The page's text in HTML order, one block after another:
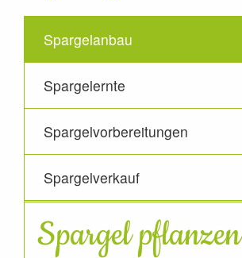
Spargelanbau
Spargelernte
Spargelvorbereitungen
Spargelverkauf
Spargel pflanzen